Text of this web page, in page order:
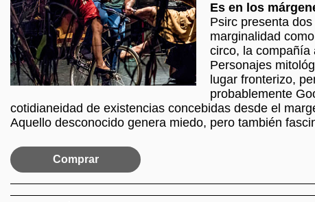
Es en los
Psirc presenta
marginalidad
circo, la compañía
Personajes
lugar fronterizo,
probablemente
cotidianeidad de existencias concebidas desde el
Aquello desconocido genera miedo, pero también
Comprar